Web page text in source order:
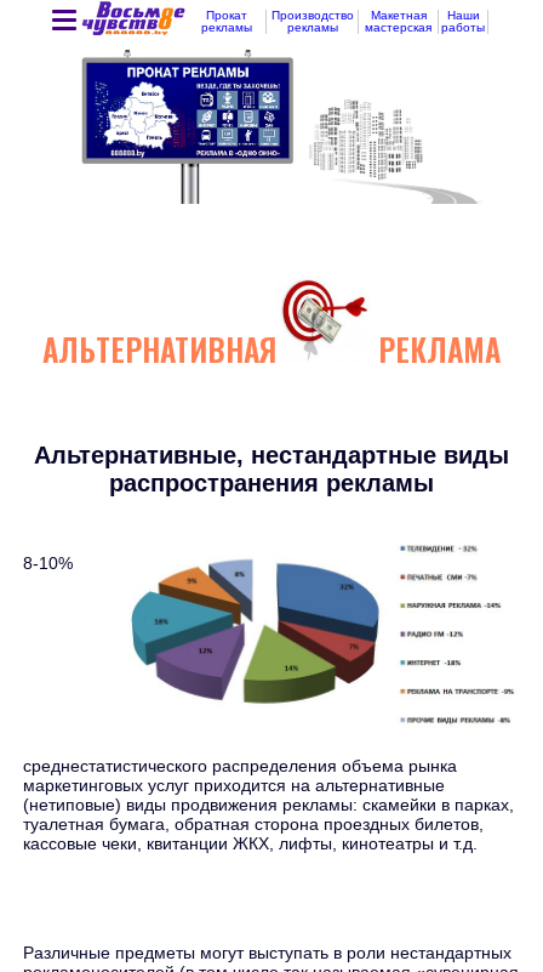
Прокат
рекламы
Производство
рекламы
Макетная
мастерская
Наши
работы
АЛЬТЕРНАТИВНАЯ РЕКЛАМА
Альтернативные, нестандартные виды
распространения рекламы
8-10%
среднестатистического распределения объема рынка
маркетинговых услуг приходится на альтернативные
(нетиповые) виды продвижения рекламы: скамейки в парках,
туалетная бумага, обратная сторона проездных билетов,
кассовые чеки, квитанции ЖКХ, лифты, кинотеатры и т.д.
Различные предметы могут выступать в роли нестандартных